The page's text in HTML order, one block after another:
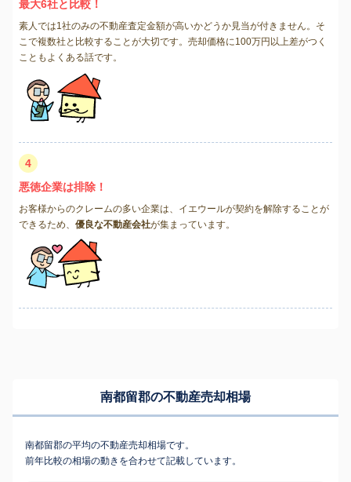
最大6社と比較！
素人では1社のみの不動産査定金額が高いかどうか見当が付きません。そ
こで複数社と比較することが大切です。売却価格に100万円以上差がつく
こともよくある話です。
4
悪徳企業は排除！
お客様からのクレームの多い企業は、イエウールが契約を解除することが
できるため、 優良な不動産会社が集まっています。
南都留郡の不動産売却相場
南都留郡の平均の不動産売却相場です。
前年比較の相場の動きを合わせて記載しています。